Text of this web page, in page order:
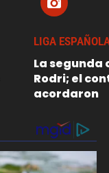
LIGA
La
Rodri; el
acordaron